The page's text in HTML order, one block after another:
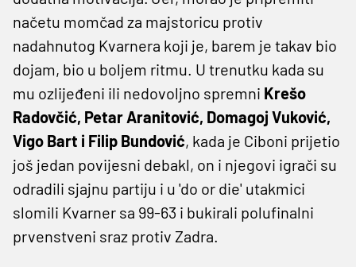
načetu momčad za majstoricu protiv
nadahnutog Kvarnera koji je, barem je takav bio
dojam, bio u boljem ritmu. U trenutku kada su
mu ozlijeđeni ili nedovoljno spremni Krešo
Radovčić, Petar Aranitović, Domagoj Vuković,
Vigo Bart i Filip Bundović, kada je Ciboni prijetio
još jedan povijesni debakl, on i njegovi igrači su
odradili sjajnu partiju i u 'do or die' utakmici
slomili Kvarner sa 99-63 i bukirali polufinalni
prvenstveni sraz protiv Zadra.